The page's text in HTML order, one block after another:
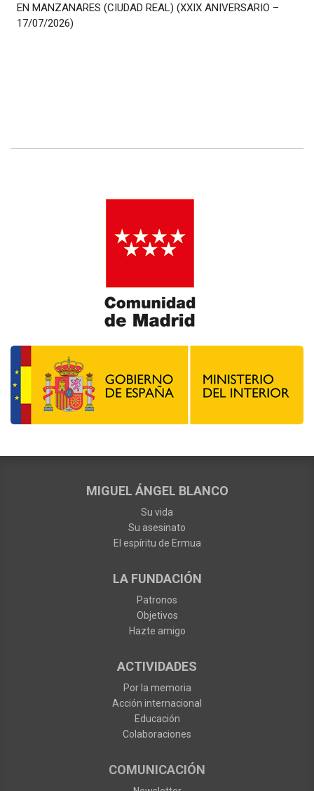
EN MANZANARES (CIUDAD REAL) (XXIX ANIVERSARIO –
17/07/2026)
MIGUEL ÁNGEL BLANCO
Su vida
Su asesinato
El espíritu de Ermua
LA FUNDACIÓN
Patronos
Objetivos
Hazte amigo
ACTIVIDADES
Por la memoria
Acción internacional
Educación
Colaboraciones
COMUNICACIÓN